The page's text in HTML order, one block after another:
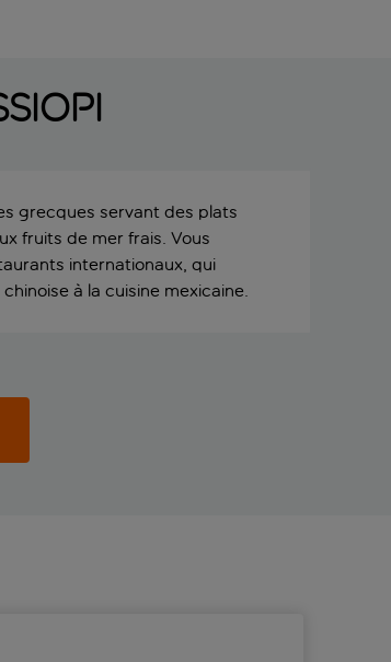
grecques servant des plats
fruits de mer frais. Vous
internationaux, qui
à la cuisine mexicaine.